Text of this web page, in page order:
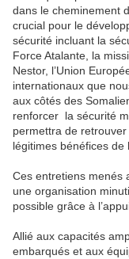
dans le cheminement
crucial pour le
sécurité incluant la
Force Atalante, la
Nestor, l’Union
internationaux que
aux côtés des
renforcer la sécurité
permettra de
légitimes bénéfices
Ces entretiens menés
une organisation
possible grâce à
Allié aux capacités
embarqués et aux